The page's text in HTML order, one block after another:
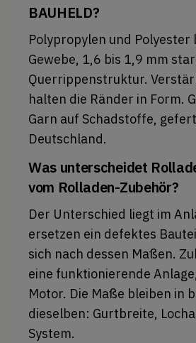
BAUHELD?
Polypropylen und Polyester
Gewebe, 1,6 bis 1,9 mm
Querrippenstruktur.
halten die Ränder in Form.
Garn auf Schadstoffe,
Deutschland.
Was unterscheidet
vom Rolladen-Zubehör?
Der Unterschied liegt im
ersetzen ein defektes
sich nach dessen Maßen.
eine funktionierende
Motor. Die Maße bleiben in
dieselben: Gurtbreite,
System.